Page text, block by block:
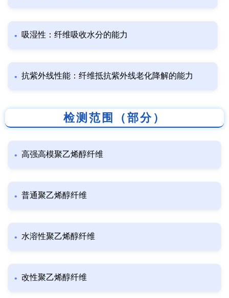
吸湿性：纤维吸收水分的能力
抗紫外线性能：纤维抵抗紫外线老化降解的能力
检测范围（部分）
高强高模聚乙烯醇纤维
普通聚乙烯醇纤维
水溶性聚乙烯醇纤维
改性聚乙烯醇纤维